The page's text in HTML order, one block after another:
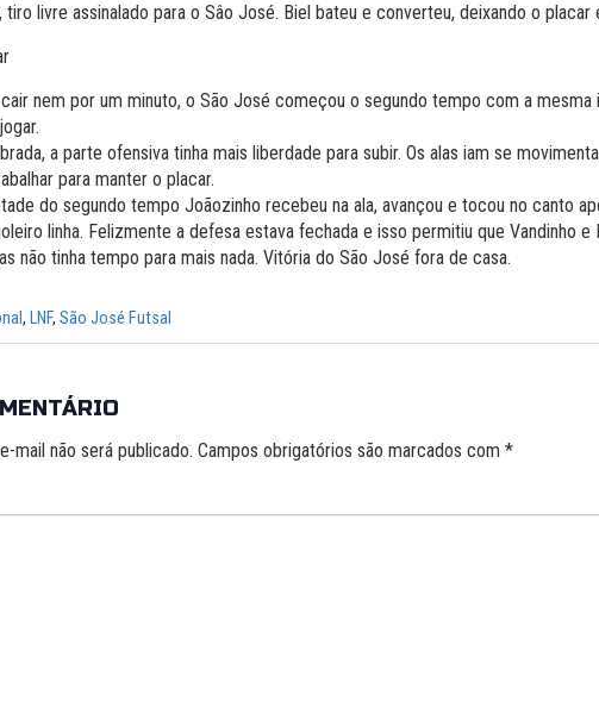
tiro livre assinalado para o Sâo José. Biel bateu e converteu, deixando o
nem por um minuto, o São José começou o segundo tempo com a
a parte ofensiva tinha mais liberdade para subir. Os alas iam se
para manter o placar.
do segundo tempo Joãozinho recebeu na ala, avançou e tocou no canto
linha. Felizmente a defesa estava fechada e isso permitiu que Vandinho
não tinha tempo para mais nada. Vitória do São José fora de casa.
, LNF, São José Futsal
mail não será publicado. Campos obrigatórios são marcados com *